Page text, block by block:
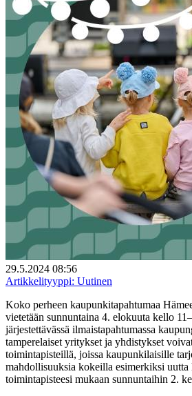
29.5.2024 08:56
Artikkelityyppi: Uutinen
Koko perheen kaupunkitapahtumaa
vietetään sunnuntaina 4. elokuuta kello
järjestettävässä ilmaistapahtumassa
tamperelaiset yritykset ja yhdistykset
toimintapisteillä, joissa kaupunkilaisille
mahdollisuuksia kokeilla esimerkiksi uutta
toimintapisteesi mukaan sunnuntaihin 2.